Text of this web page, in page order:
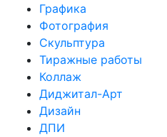
Графика
Фотография
Скульптура
Тиражные работы
Коллаж
Диджитал-Арт
Дизайн
ДПИ